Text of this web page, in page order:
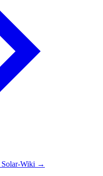
Solar-Wiki →